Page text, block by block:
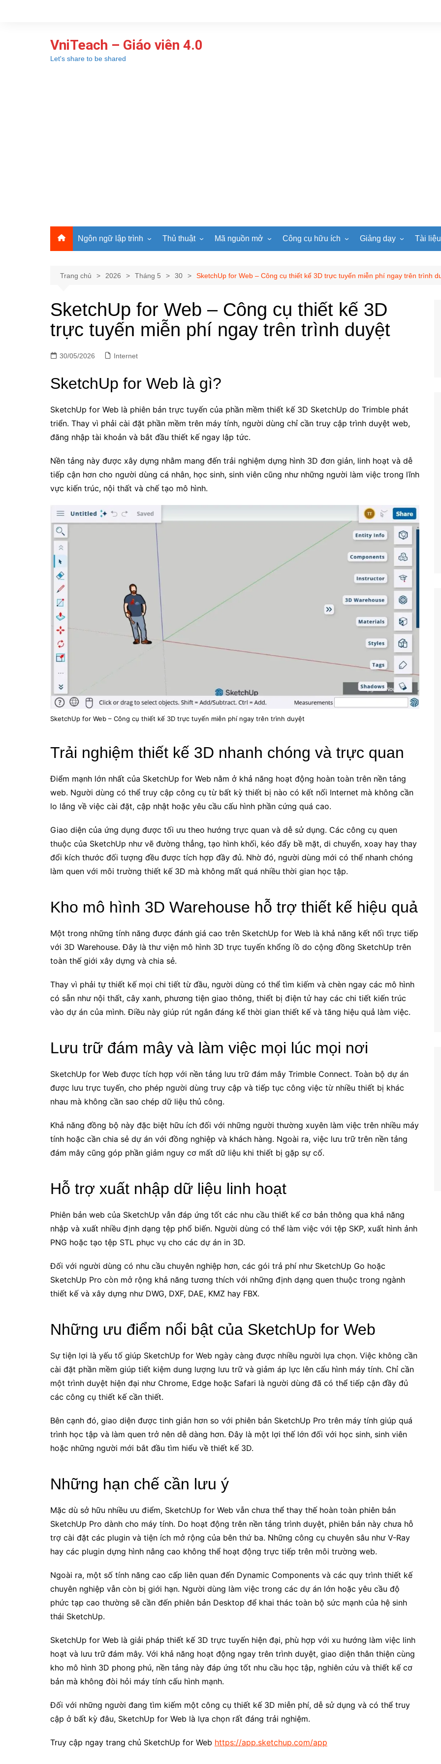
VniTeach – Giáo viên 4.0
Let's share to be shared
Ngôn ngữ lập trình
Lập trình C
Lập trình C++
Lập trình Scratch
Lập trình Microbit
Lập trình Web
Thủ thuật
Microsoft Excel
Windows
Internet
Viết Prompt AI
Fonts Tiếng Việt tuyệt đẹp
Mã nguồn mở
Joomla
EduPortal
Công cụ hữu ích
Lật mảnh ghép
Game Quay số
Tìm ô chữ
Giảng dạy
Toán học
Tiếng Anh
Vật lí
Hóa học
KHTN
Âm nhạc
Giáo dục KT&PL
Hoạt động trải nghiệm
Tài
Trò
Trang chủ 2026 Tháng 5 30 SketchUp for Web – Công cụ thiết kế 3D trực tuyến miễn phí ngay trên trình
SketchUp for Web – Công cụ thiết kế 3D
trực tuyến miễn phí ngay trên trình duyệt
30/05/2026 Internet
SketchUp for Web là gì?
SketchUp for Web là phiên bản trực tuyến của phần mềm thiết kế 3D SketchUp do Trimble phát
triển. Thay vì phải cài đặt phần mềm trên máy tính, người dùng chỉ cần truy cập trình duyệt web,
đăng nhập tài khoản và bắt đầu thiết kế ngay lập tức.
Nền tảng này được xây dựng nhằm mang đến trải nghiệm dựng hình 3D đơn giản, linh hoạt và dễ
tiếp cận hơn cho người dùng cá nhân, học sinh, sinh viên cũng như những người làm việc trong lĩnh
vực kiến trúc, nội thất và chế tạo mô hình.
SketchUp for Web – Công cụ thiết kế 3D trực tuyến miễn phí ngay trên trình duyệt
Trải nghiệm thiết kế 3D nhanh chóng và trực quan
Điểm mạnh lớn nhất của SketchUp for Web nằm ở khả năng hoạt động hoàn toàn trên nền tảng
web. Người dùng có thể truy cập công cụ từ bất kỳ thiết bị nào có kết nối Internet mà không cần
lo lắng về việc cài đặt, cập nhật hoặc yêu cầu cấu hình phần cứng quá cao.
Giao diện của ứng dụng được tối ưu theo hướng trực quan và dễ sử dụng. Các công cụ quen
thuộc của SketchUp như vẽ đường thẳng, tạo hình khối, kéo đẩy bề mặt, di chuyển, xoay hay thay
đổi kích thước đối tượng đều được tích hợp đầy đủ. Nhờ đó, người dùng mới có thể nhanh chóng
làm quen với môi trường thiết kế 3D mà không mất quá nhiều thời gian học tập.
Kho mô hình 3D Warehouse hỗ trợ thiết kế hiệu quả
Một trong những tính năng được đánh giá cao trên SketchUp for Web là khả năng kết nối trực tiếp
với 3D Warehouse. Đây là thư viện mô hình 3D trực tuyến khổng lồ do cộng đồng SketchUp trên
toàn thế giới xây dựng và chia sẻ.
Thay vì phải tự thiết kế mọi chi tiết từ đầu, người dùng có thể tìm kiếm và chèn ngay các mô hình
có sẵn như nội thất, cây xanh, phương tiện giao thông, thiết bị điện tử hay các chi tiết kiến trúc
vào dự án của mình. Điều này giúp rút ngắn đáng kể thời gian thiết kế và tăng hiệu quả làm việc.
Lưu trữ đám mây và làm việc mọi lúc mọi nơi
SketchUp for Web được tích hợp với nền tảng lưu trữ đám mây Trimble Connect. Toàn bộ dự án
được lưu trực tuyến, cho phép người dùng truy cập và tiếp tục công việc từ nhiều thiết bị khác
nhau mà không cần sao chép dữ liệu thủ công.
Khả năng đồng bộ này đặc biệt hữu ích đối với những người thường xuyên làm việc trên nhiều máy
tính hoặc cần chia sẻ dự án với đồng nghiệp và khách hàng. Ngoài ra, việc lưu trữ trên nền tảng
đám mây cũng góp phần giảm nguy cơ mất dữ liệu khi thiết bị gặp sự cố.
Hỗ trợ xuất nhập dữ liệu linh hoạt
Phiên bản web của SketchUp vẫn đáp ứng tốt các nhu cầu thiết kế cơ bản thông qua khả năng
nhập và xuất nhiều định dạng tệp phổ biến. Người dùng có thể làm việc với tệp SKP, xuất hình ảnh
PNG hoặc tạo tệp STL phục vụ cho các dự án in 3D.
Đối với người dùng có nhu cầu chuyên nghiệp hơn, các gói trả phí như SketchUp Go hoặc
SketchUp Pro còn mở rộng khả năng tương thích với những định dạng quen thuộc trong ngành
thiết kế và xây dựng như DWG, DXF, DAE, KMZ hay FBX.
Những ưu điểm nổi bật của SketchUp for Web
Sự tiện lợi là yếu tố giúp SketchUp for Web ngày càng được nhiều người lựa chọn. Việc không cần
cài đặt phần mềm giúp tiết kiệm dung lượng lưu trữ và giảm áp lực lên cấu hình máy tính. Chỉ cần
một trình duyệt hiện đại như Chrome, Edge hoặc Safari là người dùng đã có thể tiếp cận đầy đủ
các công cụ thiết kế cần thiết.
Bên cạnh đó, giao diện được tinh giản hơn so với phiên bản SketchUp Pro trên máy tính giúp quá
trình học tập và làm quen trở nên dễ dàng hơn. Đây là một lợi thế lớn đối với học sinh, sinh viên
hoặc những người mới bắt đầu tìm hiểu về thiết kế 3D.
Những hạn chế cần lưu ý
Mặc dù sở hữu nhiều ưu điểm, SketchUp for Web vẫn chưa thể thay thế hoàn toàn phiên bản
SketchUp Pro dành cho máy tính. Do hoạt động trên nền tảng trình duyệt, phiên bản này chưa hỗ
trợ cài đặt các plugin và tiện ích mở rộng của bên thứ ba. Những công cụ chuyên sâu như V-Ray
hay các plugin dựng hình nâng cao không thể hoạt động trực tiếp trên môi trường web.
Ngoài ra, một số tính năng cao cấp liên quan đến Dynamic Components và các quy trình thiết kế
chuyên nghiệp vẫn còn bị giới hạn. Người dùng làm việc trong các dự án lớn hoặc yêu cầu độ
phức tạp cao thường sẽ cần đến phiên bản Desktop để khai thác toàn bộ sức mạnh của hệ sinh
thái SketchUp.
SketchUp for Web là giải pháp thiết kế 3D trực tuyến hiện đại, phù hợp với xu hướng làm việc linh
hoạt và lưu trữ đám mây. Với khả năng hoạt động ngay trên trình duyệt, giao diện thân thiện cùng
kho mô hình 3D phong phú, nền tảng này đáp ứng tốt nhu cầu học tập, nghiên cứu và thiết kế cơ
bản mà không đòi hỏi máy tính cấu hình mạnh.
Đối với những người đang tìm kiếm một công cụ thiết kế 3D miễn phí, dễ sử dụng và có thể truy
cập ở bất kỳ đâu, SketchUp for Web là lựa chọn rất đáng trải nghiệm.
Truy cập ngay trang chủ SketchUp for Web https://app.sketchup.com/app